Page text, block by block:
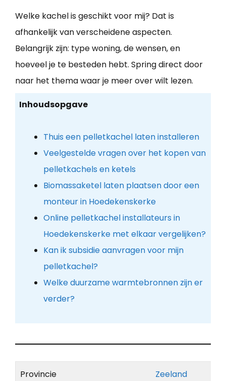
Welke kachel is geschikt voor mij? Dat is
afhankelijk van verscheidene aspecten.
Belangrijk zijn: type woning, de wensen, en
hoeveel je te besteden hebt. Spring direct door
naar het thema waar je meer over wilt lezen.
Inhoudsopgave
Thuis een pelletkachel laten installeren
Veelgestelde vragen over het kopen van
pelletkachels en ketels
Biomassaketel laten plaatsen door een
monteur in Hoedekenskerke
Online pelletkachel installateurs in
Hoedekenskerke met elkaar vergelijken?
Kan ik subsidie aanvragen voor mijn
pelletkachel?
Welke duurzame warmtebronnen zijn er
verder?
Provincie Zeeland